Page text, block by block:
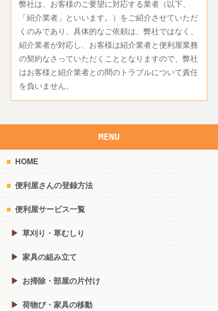
弊社は、お客様のご要望に対応する業者（以下、
「紹介業者」といいます。）をご紹介させていただ
くのみであり、具体的なご依頼は、弊社ではなく、
紹介業者が対応し、お客様は紹介業者と便利屋業務
の契約なさっていただくこととなりますので、弊社
はお客様と紹介業者との間のトラブルについて責任
を負いません。
MENU
HOME
便利屋さんの登録方法
便利屋サービス一覧
草刈り・草むしり
家具の組み立て
お掃除・部屋の片付け
荷物び・家具の移動